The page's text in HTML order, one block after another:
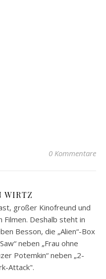
0 Kommentare
WIRTZ
großer Kinofreund und
Deshalb steht in
Besson, die „Alien“-Box
neben „Frau ohne
Potemkin“ neben „2-
Attack".